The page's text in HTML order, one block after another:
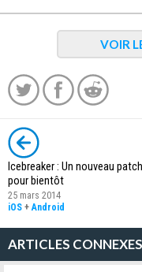
VOIR
Icebreaker : Un nouveau patch
pour bientôt
25 mars 2014
iOS +Android
ARTICLES CONNEXES